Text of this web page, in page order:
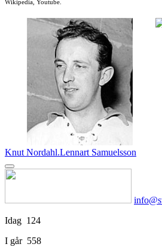
Wikipedia, Youtube.
Knut Nordahl.Lennart Samuelsson
Idag 124
I går 558